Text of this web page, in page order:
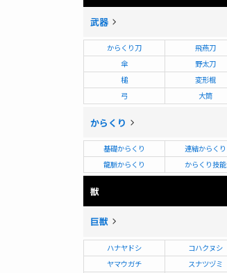
武器
からくり刀
飛燕刀
傘
野太刀
槌
変形棍
弓
大筒
からくり
基礎からくり
連結からくり
龍脈からくり
からくり技能
獣
巨獣
ハナヤドシ
コハクヌシ
ヤマウガチ
スナツヅミ